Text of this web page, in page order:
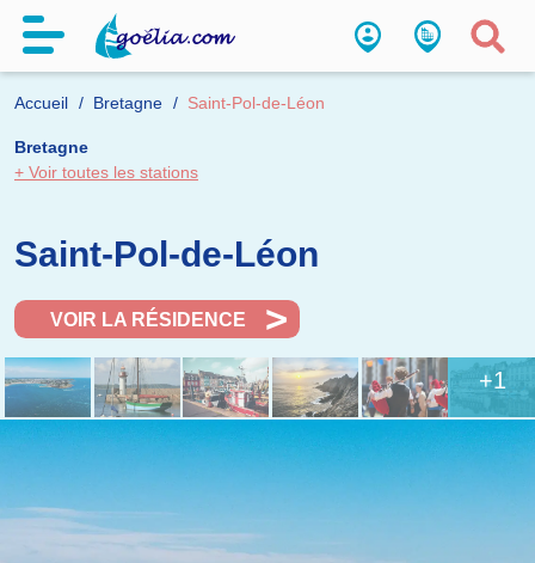
Accueil Bretagne Saint-Pol-de-Léon
Bretagne
+ Voir toutes les stations
Saint-Pol-de-Léon
VOIR LA RÉSIDENCE
+1